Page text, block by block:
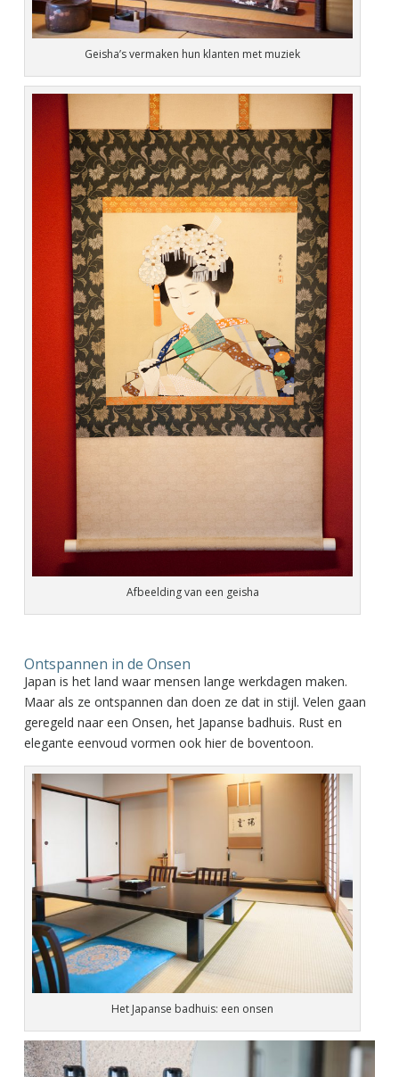
Geisha’s vermaken hun klanten met muziek
Afbeelding van een geisha
Ontspannen in de Onsen
Japan is het land waar mensen lange werkdagen maken.
Maar als ze ontspannen dan doen ze dat in stijl. Velen gaan
geregeld naar een Onsen, het Japanse badhuis. Rust en
elegante eenvoud vormen ook hier de boventoon.
Het Japanse badhuis: een onsen